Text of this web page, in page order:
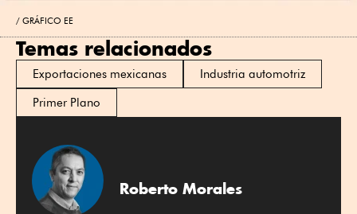
GRÁFICO EE
Temas relacionados
Exportaciones mexicanas
Industria automotriz
Primer Plano
Roberto Morales